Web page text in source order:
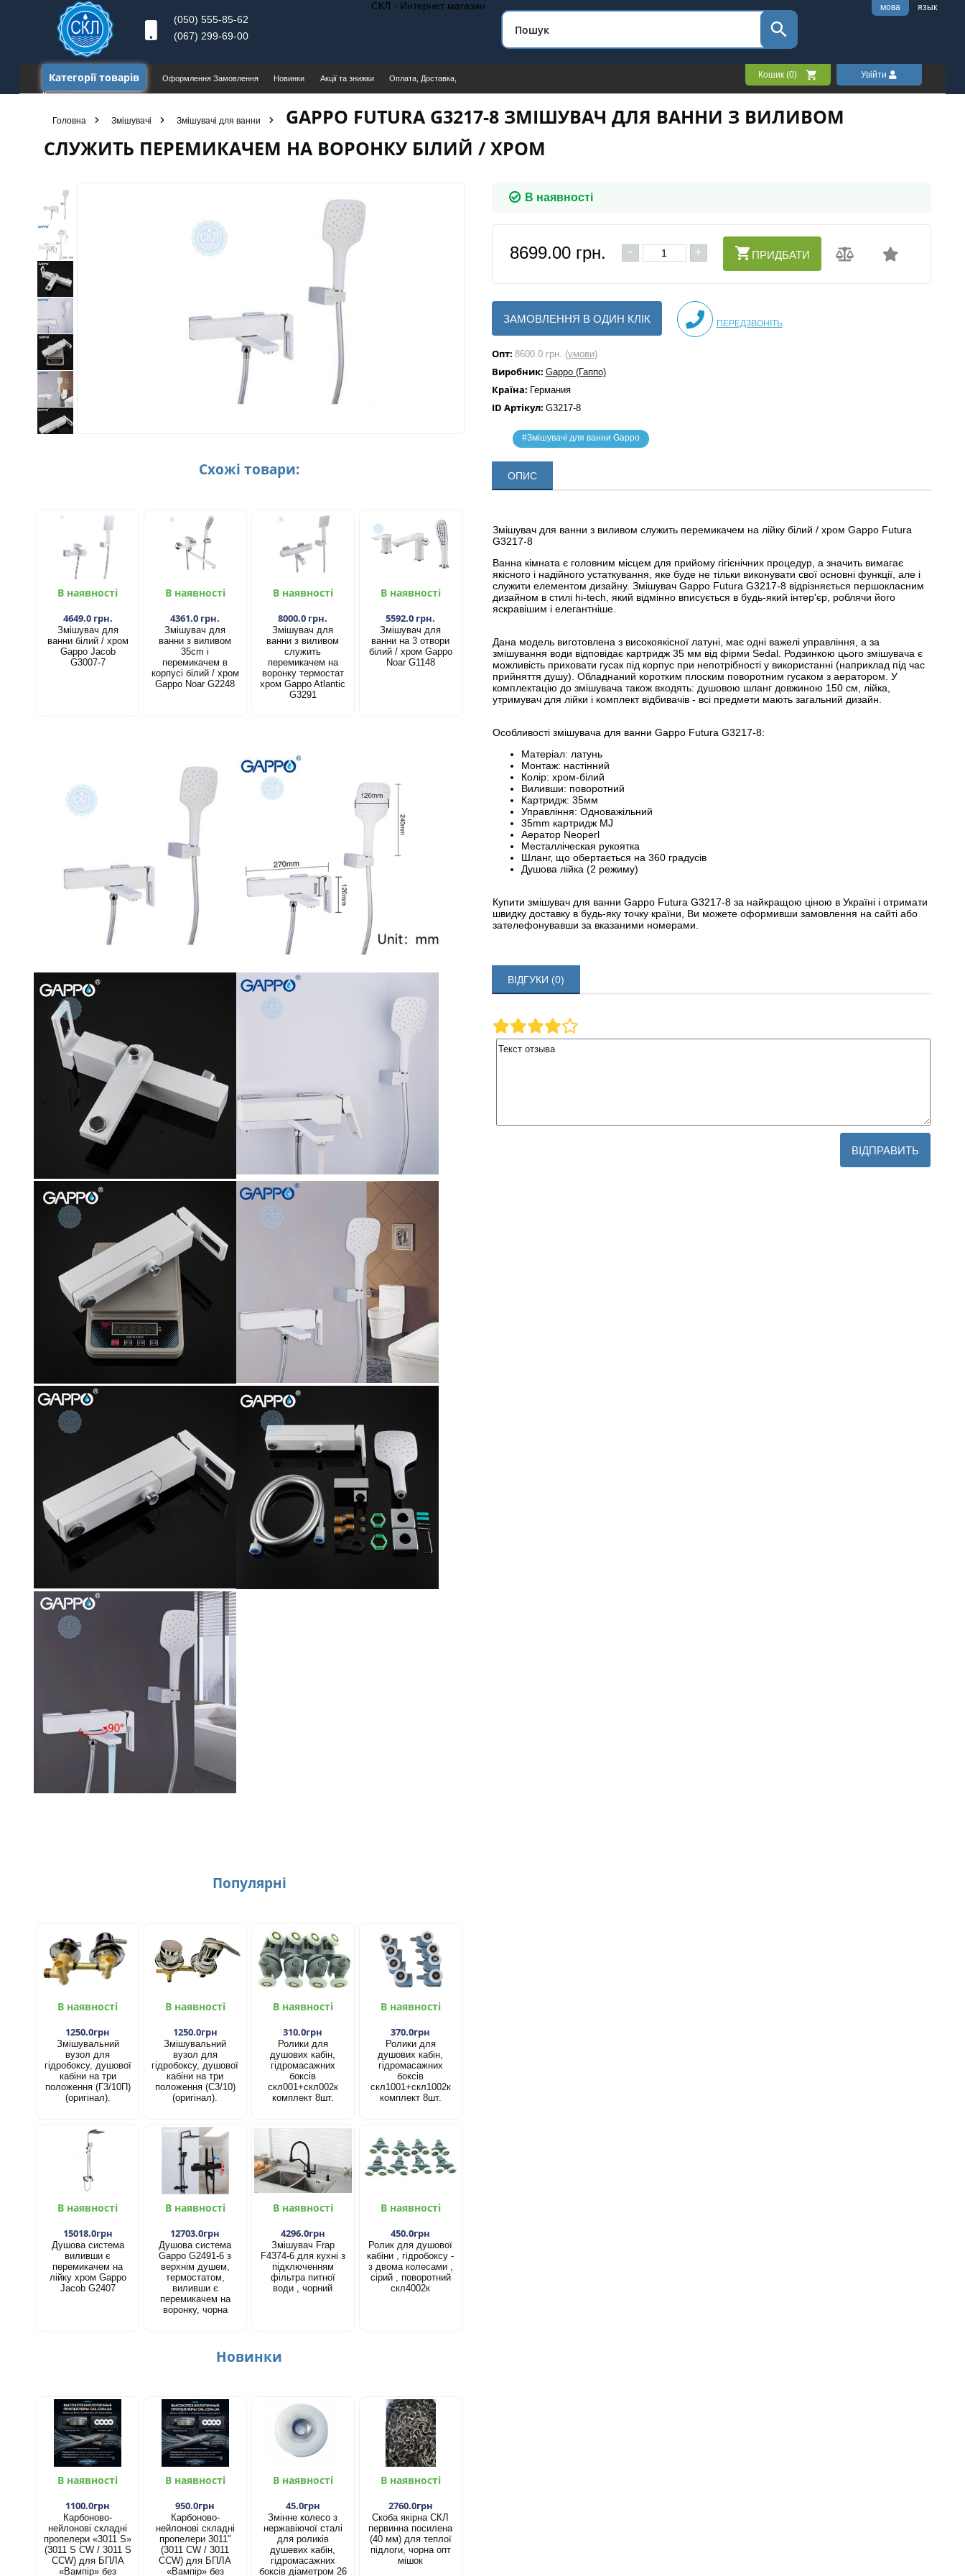
(050) 555-85-62
(067) 299-69-00
СКЛ - Интернет магазин мова язык
Категорії товарів Оформлення Замовлення Новинки Акції та знижки
Оплата, Доставка,
Контакти
Кошик (0) Увійти
Головна Змішувачі Змішувачі для ванни
GAPPO FUTURA G3217-8 ЗМІШУВАЧ ДЛЯ ВАННИ З ВИЛИВОМ
СЛУЖИТЬ ПЕРЕМИКАЧЕМ НА ВОРОНКУ БІЛИЙ / ХРОМ
Схожі товари:
В наявності
4649.0 грн.
Змішувач для
ванни білий / хром
Gappo Jacob
G3007-7
В наявності
4361.0 грн.
Змішувач для
ванни з виливом
35cm і
перемикачем в
корпусі білий / хром
Gappo Noar G2248
В наявності
8000.0 грн.
Змішувач для
ванни з виливом
служить
перемикачем на
воронку термостат
хром Gappo Atlantic
G3291
В наявності
5592.0 грн.
Змішувач для
ванни на 3 отвори
білий / хром Gappo
Noar G1148
Популярнi
В наявності
1250.0грн
Змішувальний
вузол для
гідробоксу, душової
кабіни на три
положення (Г3/10П)
(оригінал).
В наявності
1250.0грн
Змішувальний
вузол для
гідробоксу, душової
кабіни на три
положення (С3/10)
(оригінал).
В наявності
310.0грн
Ролики для
душових кабін,
гідромасажних
боксів
скл001+скл002к
комплект 8шт.
В наявності
370.0грн
Ролики для
душових кабін,
гідромасажних
боксів
скл1001+скл1002к
комплект 8шт.
В наявності
15018.0грн
Душова система
виливши є
перемикачем на
лійку хром Gappo
Jacob G2407
В наявності
12703.0грн
Душова система
Gappo G2491-6 з
верхнім душем,
термостатом,
виливши є
перемикачем на
воронку, чорна
В наявності
4296.0грн
Змішувач Frap
F4374-6 для кухні з
підключенням
фільтра питної
води , чорний
В наявності
450.0грн
Ролик для душової
кабіни , гідробоксу -
з двома колесами ,
сірий , поворотний
скл4002к
Новинки
В наявності
1100.0грн
Карбоново-
нейлонові складні
пропелери «3011 S»
(3011 S CW / 3011 S
CCW) для БПЛА
«Вампір» без
В наявності
950.0грн
Карбоново-
нейлонові складні
пропелери 3011"
(3011 CW / 3011
CCW) для БПЛА
«Вампір» без
В наявності
45.0грн
Змінне колесо з
нержавіючої сталі
для роликів
душевих кабін,
гідромасажних
боксів діаметром 26
В наявності
2760.0грн
Скоба якірна СКЛ
первинна посилена
(40 мм) для теплої
підлоги, чорна опт
мішок
В наявності
8699.00 грн. - + ПРИДБАТИ
ЗАМОВЛЕННЯ В ОДИН КЛІК ПЕРЕДЗВОНІТЬ
Опт: 8600.0 грн. (умови)
Виробник: Gappo (Гаппо)
Країна: Германия
ID Артікул: G3217-8
#Змішувачі для ванни Gappo
ОПИС
Змішувач для ванни з виливом служить перемикачем на лійку білий / хром Gappo Futura
G3217-8
Ванна кімната є головним місцем для прийому гігієнічних процедур, а значить вимагає
якісного і надійного устаткування, яке буде не тільки виконувати свої основні функції, але і
служити елементом дизайну. Змішувач Gappo Futura G3217-8 відрізняється першокласним
дизайном в стилі hi-tech, який відмінно вписується в будь-який інтер'єр, роблячи його
яскравішим і елегантніше.
Дана модель виготовлена з високоякісної латуні, має одні важелі управління, а за
змішування води відповідає картридж 35 мм від фірми Sedal. Родзинкою цього змішувача є
можливість приховати гусак під корпус при непотрібності у використанні (наприклад під час
прийняття душу). Обладнаний коротким плоским поворотним гусаком з аератором. У
комплектацію до змішувача також входять: душовою шланг довжиною 150 см, лійка,
утримувач для лійки і комплект відбивачів - всі предмети мають загальний дизайн.
Особливості змішувача для ванни Gappo Futura G3217-8:
Матеріал: латунь
Монтаж: настінний
Колір: хром-білий
Виливши: поворотний
Картридж: 35мм
Управління: Одноважільний
35mm картридж MJ
Аератор Neoperl
Месталліческая рукоятка
Шланг, що обертається на 360 градусів
Душова лійка (2 режиму)
Купити змішувач для ванни Gappo Futura G3217-8 за найкращою ціною в Україні і отримати
швидку доставку в будь-яку точку країни, Ви можете оформивши замовлення на сайті або
зателефонувавши за вказаними номерами.
ВІДГУКИ (0)
ВІДПРАВИТЬ